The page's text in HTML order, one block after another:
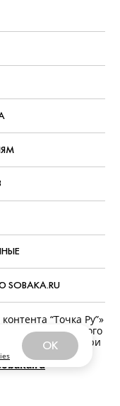
OK
“Точка Ру”»
данного
разрешения. При
обязательна.